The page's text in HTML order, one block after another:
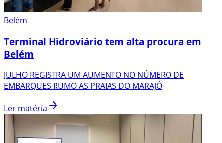
Belém
Terminal Hidroviário tem alta procura em
Belém
JULHO REGISTRA UM AUMENTO NO NÚMERO DE
EMBARQUES RUMO AS PRAIAS DO MARAJÓ
Ler matéria